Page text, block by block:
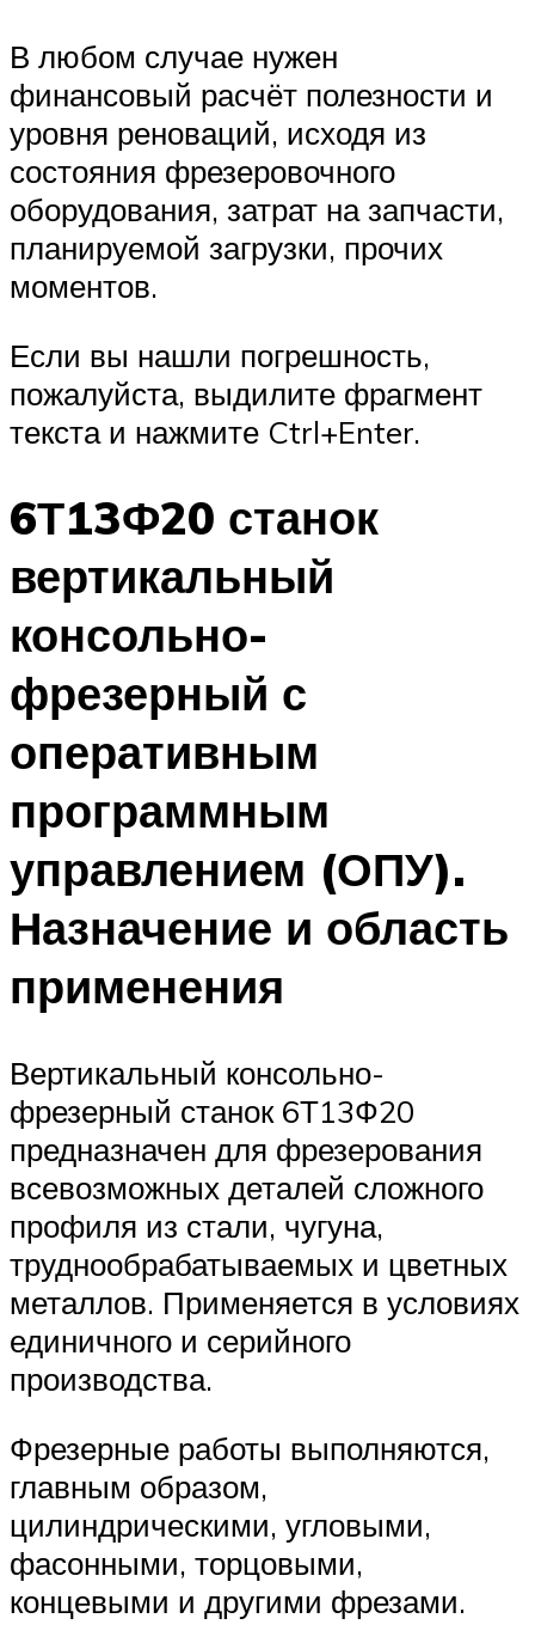
В любом случае нужен
финансовый расчёт полезности и
уровня реноваций, исходя из
состояния фрезеровочного
оборудования, затрат на запчасти,
планируемой загрузки, прочих
моментов.
Если вы нашли погрешность,
пожалуйста, выдилите фрагмент
текста и нажмите Ctrl+Enter.
6Т13Ф20 станок
вертикальный
консольно-
фрезерный с
оперативным
программным
управлением (ОПУ).
Назначение и область
применения
Вертикальный консольно-
фрезерный станок 6Т13Ф20
предназначен для фрезерования
всевозможных деталей сложного
профиля из стали, чугуна,
труднообрабатываемых и цветных
металлов. Применяется в условиях
единичного и серийного
производства.
Фрезерные работы выполняются,
главным образом,
цилиндрическими, угловыми,
фасонными, торцовыми,
концевыми и другими фрезами.